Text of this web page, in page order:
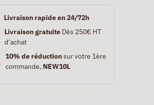
Livraison rapide en 24/72h
Livraison gratuiteDès 250€ HT
d’achat
10% de réductionsur votre 1ère
commande, NEW10L